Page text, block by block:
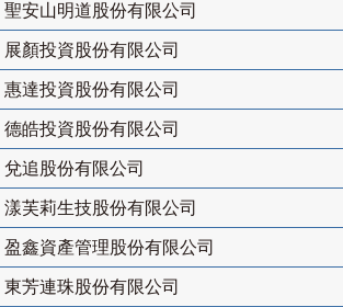
聖安山明道股份有限公司
展顏投資股份有限公司
惠達投資股份有限公司
德皓投資股份有限公司
兌追股份有限公司
漾芙莉生技股份有限公司
盈鑫資產管理股份有限公司
東芳連珠股份有限公司